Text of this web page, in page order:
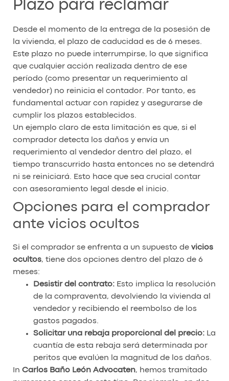
Plazo para reclamar
Desde el momento de la entrega de la posesión de
la vivienda, el plazo de caducidad es de 6 meses.
Este plazo no puede interrumpirse, lo que significa
que cualquier acción realizada dentro de ese
período (como presentar un requerimiento al
vendedor) no reinicia el contador. Por tanto, es
fundamental actuar con rapidez y asegurarse de
cumplir los plazos establecidos.
Un ejemplo claro de esta limitación es que, si el
comprador detecta los daños y envía un
requerimiento al vendedor dentro del plazo, el
tiempo transcurrido hasta entonces no se detendrá
ni se reiniciará. Esto hace que sea crucial contar
con asesoramiento legal desde el inicio.
Opciones para el comprador
ante vicios ocultos
Si el comprador se enfrenta a un supuesto de vicios
ocultos, tiene dos opciones dentro del plazo de 6
meses:
Desistir del contrato: Esto implica la resolución
de la compraventa, devolviendo la vivienda al
vendedor y recibiendo el reembolso de los
gastos pagados.
Solicitar una rebaja proporcional del precio: La
cuantía de esta rebaja será determinada por
peritos que evalúen la magnitud de los daños.
In Carlos Baño León Advocaten, hemos tramitado